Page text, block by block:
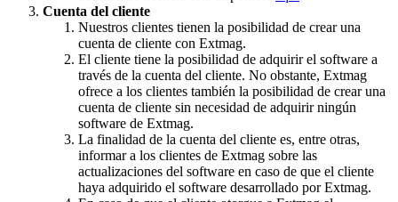
Cuenta del cliente
Nuestros clientes tienen la posibilidad de crear una
cuenta de cliente con Extmag.
El cliente tiene la posibilidad de adquirir el software a
través de la cuenta del cliente. No obstante, Extmag
ofrece a los clientes también la posibilidad de crear una
cuenta de cliente sin necesidad de adquirir ningún
software de Extmag.
La finalidad de la cuenta del cliente es, entre otras,
informar a los clientes de Extmag sobre las
actualizaciones del software en caso de que el cliente
haya adquirido el software desarrollado por Extmag.